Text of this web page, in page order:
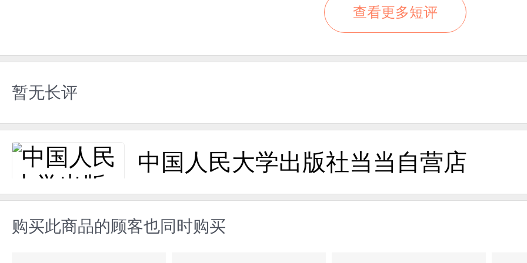
查看更多短评
暂无长评
中国人民大学出版社当当自营店
购买此商品的顾客也同时购买